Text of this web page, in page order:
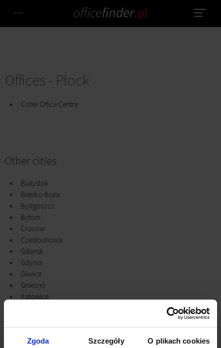
Zgoda Szczegóły O plikach cookies
Offices - Płock
Cotex Office Centre
Other cities
Bialystok
Bielsko-Biala
Bydgoszcz
Bytom
Cracow
Czestochowa
Gdansk
Gdynia
Gliwice
Gniezno
Katowice
Legnica
Lodz